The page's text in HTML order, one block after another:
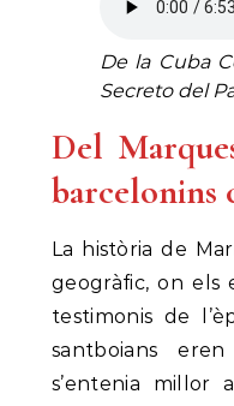
De la Cuba
Secreto del
Del
barcelonins
La història de
geogràfic, on els
testimonis de
santboians eren
s’entenia millor